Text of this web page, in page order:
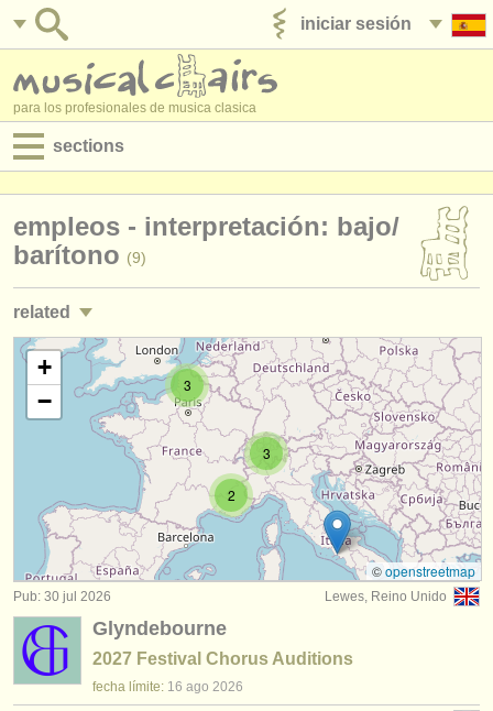
iniciar sesión
para los profesionales de musica clasica
sections
empleos - interpretación
empleos - administración
degree courses
cursillos
concursos
instrumentos en venta
instrumentos robados
directorios:
orquestas y teatros
conservatorios
empleos - interpretación: bajo/
barítono (9)
related
empleos - enseñanza: bajo/ barítono (4)
cursillos: cantantes (13)
degree courses: cantantes (11)
concursos: cantantes (33)
3
3
2
+
−
©openstreetmap
Lewes, Reino Unido
Pub: 30 jul 2026
Glyndebourne
2027 Festival Chorus Auditions
fecha límite: 16 ago 2026